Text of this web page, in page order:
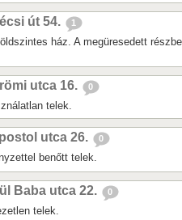
út 54. 1
ház. A megüresedett
utca 16. 0
telek.
utca 26. 0
benőtt telek.
Baba utca 22. 0
telek.